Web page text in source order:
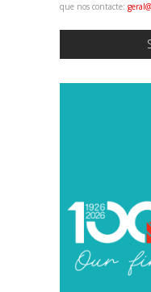
que nos contacte: